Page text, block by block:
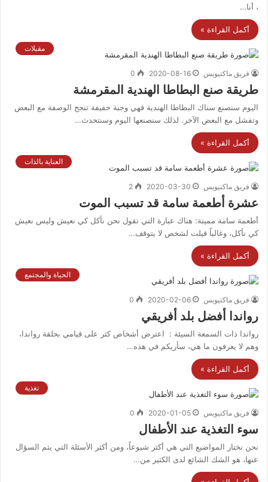
، أنا…
أكمل القراءة »
مقبلات
فريق ماكتيوبس 2020-08-16
0
طريقة صنع البطاطا الهندية المقرمشة
اليوم سنصنع سناك البطاطا الهندية فهي وجبة خفيفة تنجح الوصفة مع البعض
وتفشل مع البعض الآخر. لذلك سنصنعها اليوم وسنتحدث…
أكمل القراءة »
العناية بالذات
فريق ماكتيوبس 2020-03-30
2
عشرة أطعمة سامة قد تسبب الموت
أطعمة سامة مميتة: هناك عبارة التي تقول نحن نأكل كي نعيش وليس نعيش
كي نأكل، وغالباً قيلت لشخص لا يتوقف…
أكمل القراءة »
الحياة والمجتمع
فريق ماكتيوبس 2020-02-06
0
رواندا أفضل بلد أفريقي
رواندا ذات السمعة السيئة : اعترض أشخاص كثر على قيامي بحلقة رواندا،
وهم لا يعرفون ما هي، سأريكم في هذه…
أكمل القراءة »
تغذية
فريق ماكتيوبس 2020-01-05
0
سوء التغذية عند الأطفال
نحن نختار المواضيع التي هي أكثر شيوعاً، ومن أكثر الأسئلة التي يتم السؤال
عنها، هو الشك الشائع لدى الكثير من…